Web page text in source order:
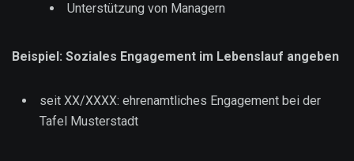
Unterstützung von Managern
Beispiel: Soziales Engagement im Lebenslauf angeben
seit XX/XXXX: ehrenamtliches Engagement bei der
Tafel Musterstadt